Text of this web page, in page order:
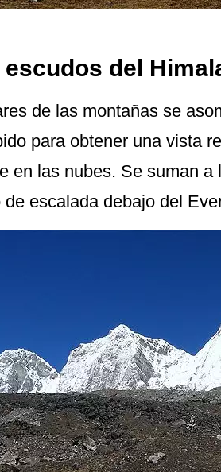
del
de las montañas se
para obtener una vista
en las nubes. Se suman
escalada debajo del